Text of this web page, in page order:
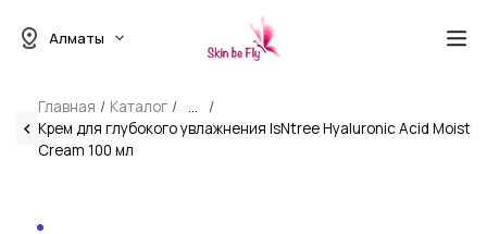
Алматы
Главная Каталог
...
Крем для глубокого увлажнения IsNtree Hyaluronic Acid Moist
Cream 100 мл